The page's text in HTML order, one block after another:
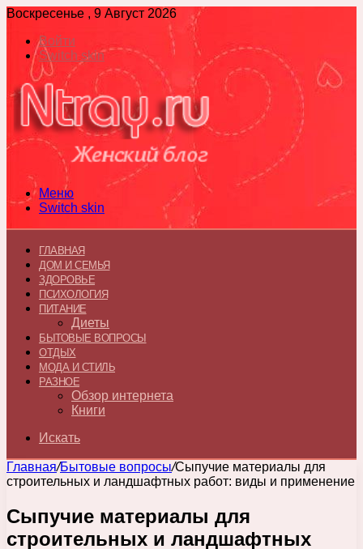
Воскресенье , 9 Август 2026
Войти
Switch skin
Меню
Switch skin
ГЛАВНАЯ
ДОМ И СЕМЬЯ
ЗДОРОВЬЕ
ПСИХОЛОГИЯ
ПИТАНИЕ
Диеты
БЫТОВЫЕ ВОПРОСЫ
ОТДЫХ
МОДА И СТИЛЬ
РАЗНОЕ
Обзор интернета
Книги
Искать
Главная/Бытовые вопросы/Сыпучие материалы для
строительных и ландшафтных работ: виды и применение
Сыпучие материалы для
строительных и ландшафтных